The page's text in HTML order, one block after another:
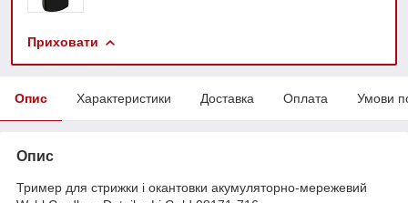
Приховати
Опис Характеристики Доставка Оплата Умови
Опис
Тример для стрижки і окантовки акумуляторно-мережевий